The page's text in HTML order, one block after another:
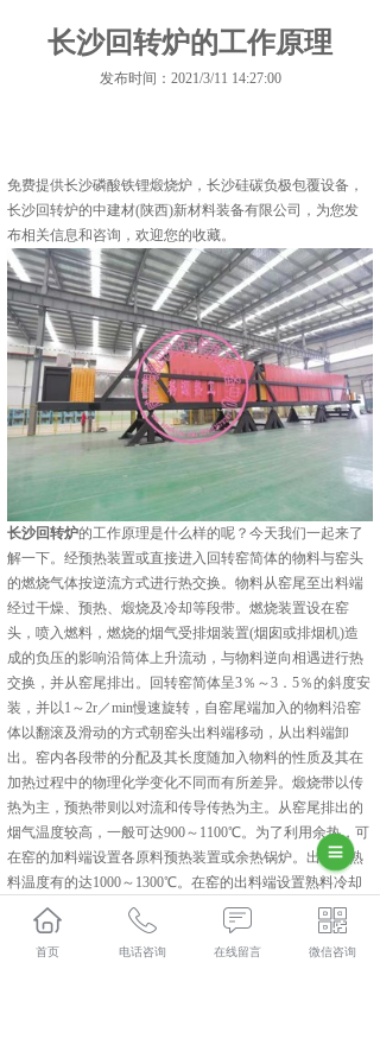
长沙回转炉的工作原理
发布时间：2021/3/11 14:27:00
免费提供长沙磷酸铁锂煅烧炉 ，长沙硅碳负极包覆设备，
长沙回转炉的中建材(陕西)新材料装备有限公司，为您发
布相关信息和咨询，欢迎您的收藏。
长沙回转炉的工作原理是什么样的呢？今天我们一起来了
解一下。经预热装置或直接进入回转窑简体的物料与窑头
的燃烧气体按逆流方式进行热交换。物料从窑尾至出料端
经过干燥、预热、煅烧及冷却等段带。燃烧装置设在窑
头，喷入燃料，燃烧的烟气受排烟装置(烟囱或排烟机)造
成的负压的影响沿筒体上升流动，与物料逆向相遇进行热
交换，并从窑尾排出。回转窑简体呈3％～3．5％的斜度安
装，并以1～2r／min慢速旋转，自窑尾端加入的物料沿窑
体以翻滚及滑动的方式朝窑头出料端移动，从出料端卸
出。窑内各段带的分配及其长度随加入物料的性质及其在
加热过程中的物理化学变化不同而有所差异。煅烧带以传
热为主，预热带则以对流和传导传热为主。从窑尾排出的
烟气温度较高，一般可达900～1100℃。为了利用余热，可
在窑的加料端设置各原料预热装置或余热锅炉。出窑的熟
料温度有的达1000～1300℃。在窑的出料端设置熟料冷却
装置，以便回收余热。熟料冷却至250℃以下时进入下一工
序。
集科研、生产、技术服务为一体的中建材(陕西)新材料装
首页 电话咨询 在线留言 微信咨询